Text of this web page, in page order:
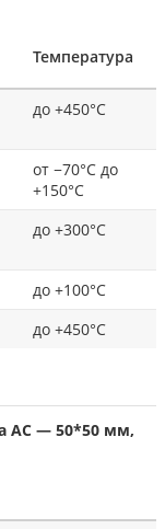
Температура
до +450°С
от −70°С до
+150°С
до +300°С
до +100°С
до +450°С
АС — 50*50 мм,